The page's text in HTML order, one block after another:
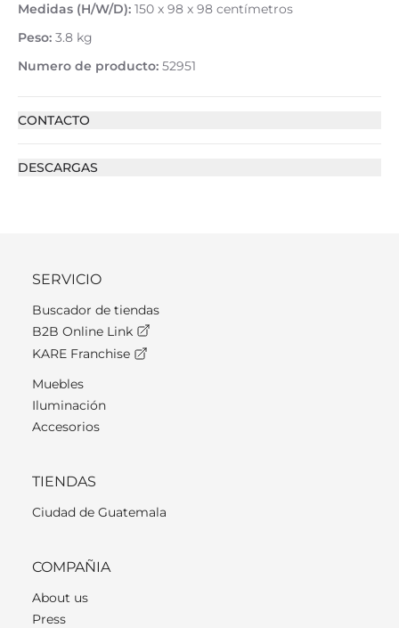
Medidas (H/W/D): 150 x 98 x 98 centímetros
Peso: 3.8 kg
Numero de producto: 52951
CONTACTO
DESCARGAS
SERVICIO
Buscador de tiendas
B2B Online Link
KARE Franchise
Muebles
Iluminación
Accesorios
TIENDAS
Ciudad de Guatemala
COMPAÑIA
About us
Press